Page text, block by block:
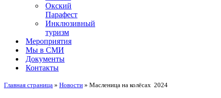
Окский
Парафест
Инклюзивный
туризм
Мероприятия
Мы в СМИ
Документы
Контакты
Главная страница » Новости » Масленица на колёсах 2024